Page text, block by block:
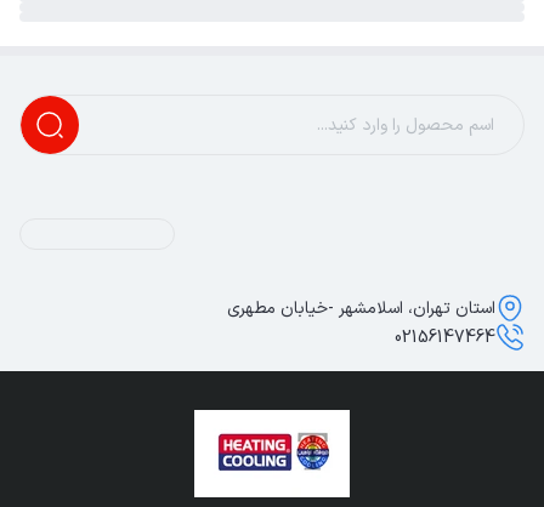
استان تهران، اسلامشهر -خیابان مطهری
02156147464